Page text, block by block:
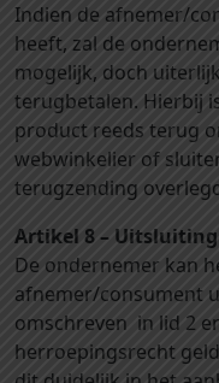
Indien de afnemer/
heeft, zal de
mogelijk, doch
terugbetalen. Hierbij
product reeds terug
webwinkelier of
terugzending
Artikel 8 –
De ondernemer kan
afnemer/consument
omschreven in lid 2
herroepingsrecht